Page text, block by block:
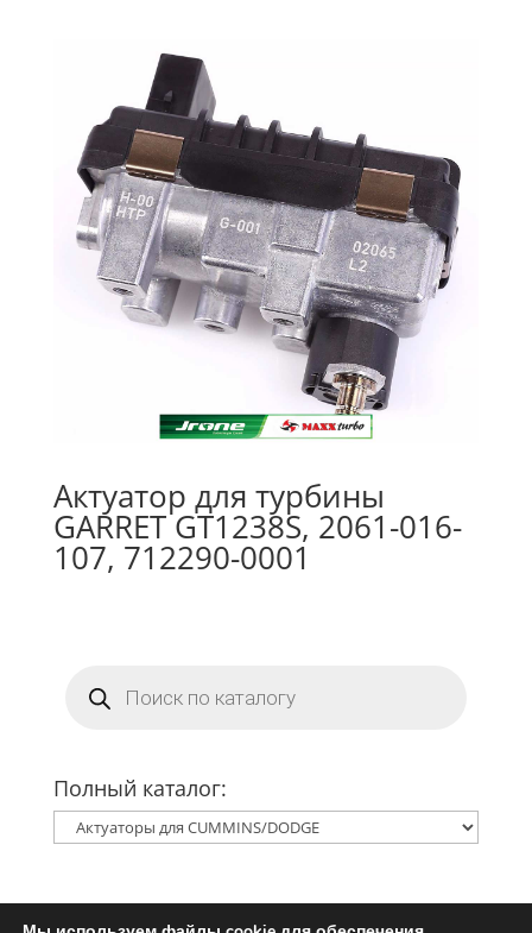
Актуатор для турбины
GARRET GT1238S, 2061-016-
107, 712290-0001
товаров
Полный каталог: